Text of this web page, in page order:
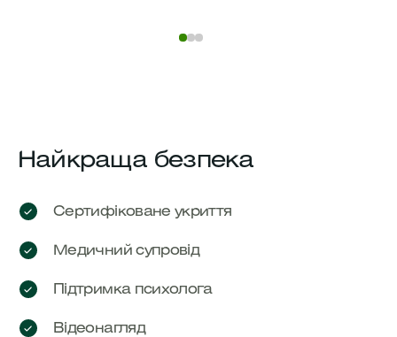
Найкраща безпека
Сертифіковане укриття
Медичний супровід
Підтримка психолога
Відеонагляд